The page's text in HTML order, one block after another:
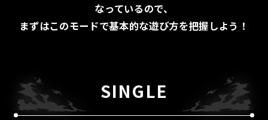
なっているので、
まずはこのモードで基本的な遊び方を把握しよう！
SINGLE